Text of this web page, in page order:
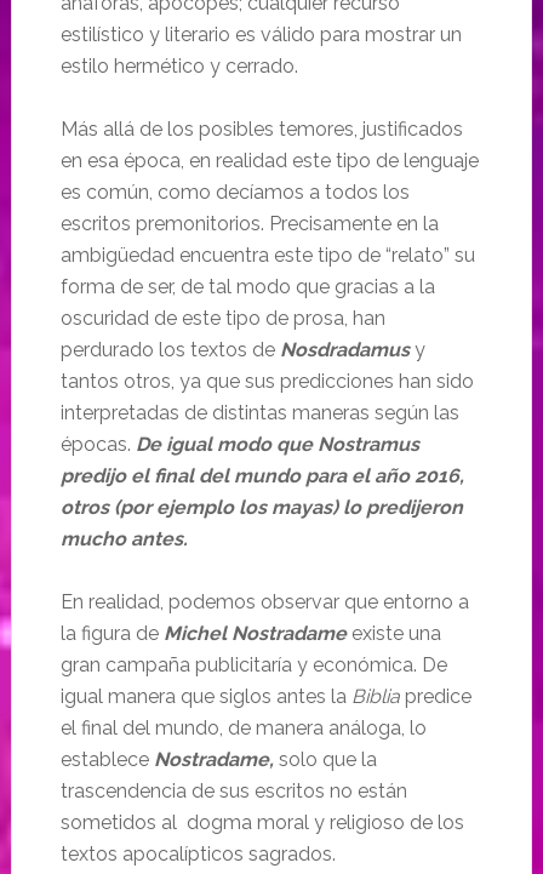
estilístico y literario es válido para mostrar un
estilo hermético y cerrado.
Más allá de los posibles temores, justificados
en esa época, en realidad este tipo de lenguaje
es común, como decíamos a todos los
escritos premonitorios. Precisamente en la
ambigüedad encuentra este tipo de “relato” su
forma de ser, de tal modo que gracias a la
oscuridad de este tipo de prosa, han
perdurado los textos de Nosdradamusy
tantos otros, ya que sus predicciones han sido
interpretadas de distintas maneras según las
épocas. De igual modo que Nostramus
predijo el final del mundo para el año 2016,
otros (por ejemplo los mayas) lo predijeron
mucho antes.
En realidad, podemos observar que entorno a
la figura de Michel Nostradame existe una
gran campaña publicitaría y económica. De
igual manera que siglos antes la Bibliapredice
el final del mundo, de manera análoga, lo
establece Nostradame,solo que la
trascendencia de sus escritos no están
sometidos al dogma moral y religioso de los
textos apocalípticos sagrados.